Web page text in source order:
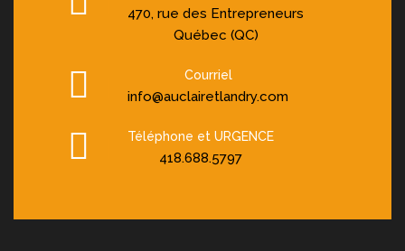
470, rue des Entrepreneurs
Québec (QC)
Courriel
info@auclairetlandry.com
Téléphone et URGENCE
418.688.5797